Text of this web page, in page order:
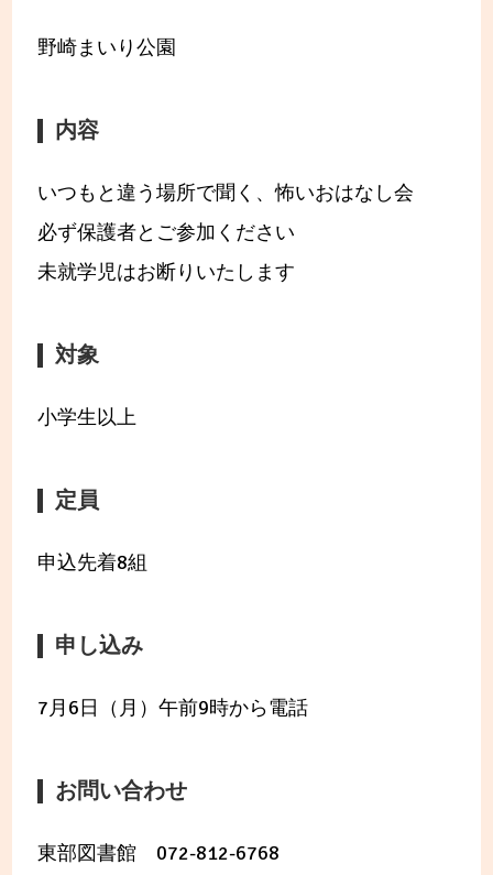
野崎まいり公園
内容
いつもと違う場所で聞く、怖いおはなし会
必ず保護者とご参加ください
未就学児はお断りいたします
対象
小学生以上
定員
申込先着8組
申し込み
7月6日（月）午前9時から電話
お問い合わせ
東部図書館 072-812-6768